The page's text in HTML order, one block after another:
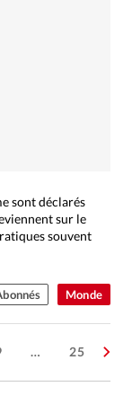
Monde
sont déclarés
sur le
souvent
… 25